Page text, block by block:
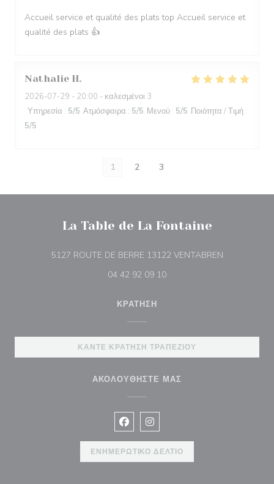
Accueil service et qualité des plats top Accueil service et
qualité des plats 👍
Nathalie H
2026-07-29 - 20:00 - καλεσμένοι 3
Υπηρεσία : 5/5 Ατμόσφαιρα : 5/5 Μενού : 5/5 Ποιότητα / Τιμή :
5/5
1 2 3
La Table de La Fontaine
5127 ROUTE DE BERRE 13122 VENTABREN((ανοίγει σε
04 42 92 09 10
ΚΡΆΤΗΣΗ
ΚΆΝΤΕ ΚΡΆΤΗΣΗ ΤΡΑΠΕΖΙΟΎ
ΑΚΟΛΟΥΘΉΣΤΕ ΜΑΣ
Facebook ((ανοίγει σε νέο
Instagram ((ανοίγει σε νέο
ΕΝΗΜΕΡΩΤΙΚΌ ΔΕΛΤΊΟ